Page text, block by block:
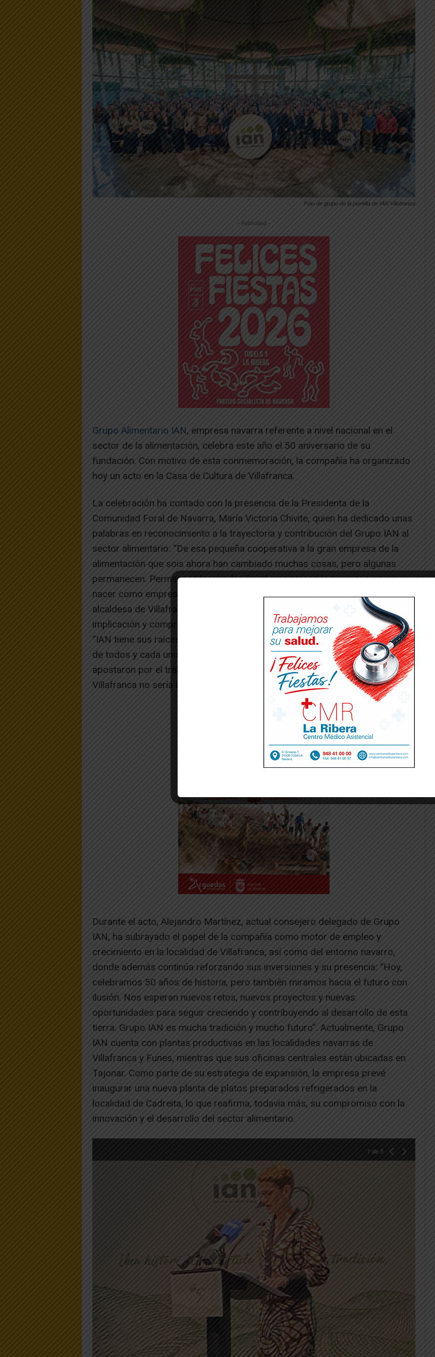
Foto de grupo de la plantilla de IAN Villafranca
-- Publicidad --
Grupo Alimentario IAN, empresa navarra referente a nivel nacional en el
sector de la alimentación, celebra este año el 50 aniversario de su
fundación. Con motivo de esta conmemoración, la compañía ha organizado
hoy un acto en la Casa de Cultura de Villafranca.
La celebración ha contado con la presencia de la Presidenta de la
Comunidad Foral de Navarra, María Victoria Chivite, quien ha dedicado unas
palabras en reconocimiento a la trayectoria y contribución del Grupo IAN al
sector alimentario: “De esa pequeña cooperativa a la gran empresa de la
alimentación que sois ahora han cambiado muchas cosas, pero algunas
permanecen. Permanece la vinculación, el arraigo con la zona que os vio
nacer como empresa y a la que tanto habéis contribuido”. Asimismo, la
alcaldesa de Villafranca, María Carmen Segura, ha querido resaltar la
implicación y compromiso de la compañía con la localidad, destacando que
“IAN tiene sus raíces en una iniciativa popular, en la confianza y el esfuerzo
de todos y cada uno de aquellos primeros socios y socias fundadores, que
apostaron por el trabajo, por el apego a su pueblo y por su futuro. Hoy
Villafranca no sería lo que es sin IAN”.
Durante el acto, Alejandro Martínez, actual consejero delegado de Grupo
IAN, ha subrayado el papel de la compañía como motor de empleo y
crecimiento en la localidad de Villafranca, así como del entorno navarro,
donde además continúa reforzando sus inversiones y su presencia: “Hoy,
celebramos 50 años de historia, pero también miramos hacia el futuro con
ilusión. Nos esperan nuevos retos, nuevos proyectos y nuevas
oportunidades para seguir creciendo y contribuyendo al desarrollo de esta
tierra. Grupo IAN es mucha tradición y mucho futuro”. Actualmente, Grupo
IAN cuenta con plantas productivas en las localidades navarras de
Villafranca y Funes, mientras que sus oficinas centrales están ubicadas en
Tajonar. Como parte de su estrategia de expansión, la empresa prevé
inaugurar una nueva planta de platos preparados refrigerados en la
localidad de Cadreita, lo que reafirma, todavía más, su compromiso con la
innovación y el desarrollo del sector alimentario.
1 de 5